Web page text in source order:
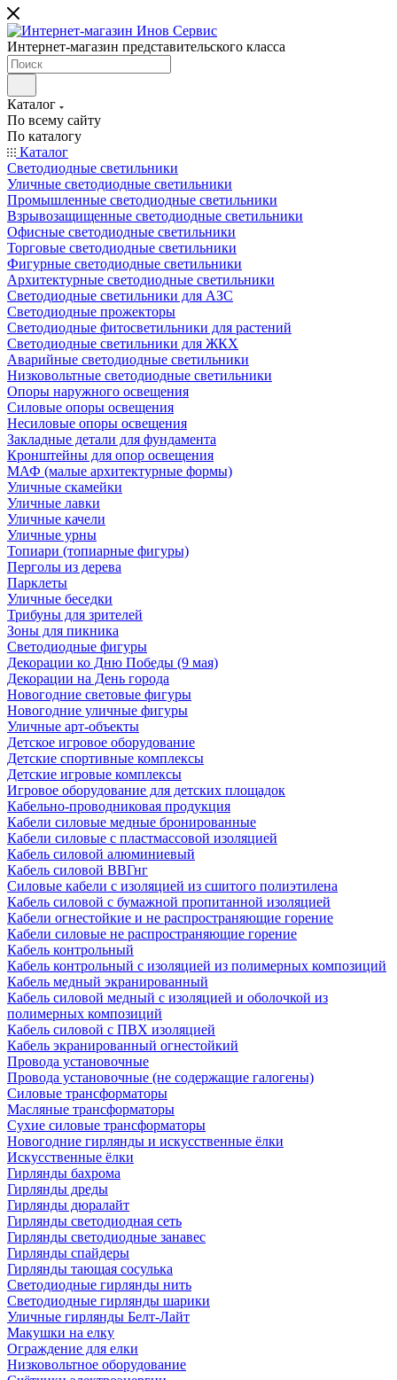
Интернет-магазин представительского класса
Каталог
По всему сайту
По каталогу
Каталог
Светодиодные светильники
Уличные светодиодные светильники
Промышленные светодиодные светильники
Взрывозащищенные светодиодные светильники
Офисные светодиодные светильники
Торговые светодиодные светильники
Фигурные светодиодные светильники
Архитектурные светодиодные светильники
Светодиодные светильники для АЗС
Светодиодные прожекторы
Светодиодные фитосветильники для растений
Светодиодные светильники для ЖКХ
Аварийные светодиодные светильники
Низковольтные светодиодные светильники
Опоры наружного освещения
Силовые опоры освещения
Несиловые опоры освещения
Закладные детали для фундамента
Кронштейны для опор освещения
МАФ (малые архитектурные формы)
Уличные скамейки
Уличные лавки
Уличные качели
Уличные урны
Топиари (топиарные фигуры)
Перголы из дерева
Парклеты
Уличные беседки
Трибуны для зрителей
Зоны для пикника
Светодиодные фигуры
Декорации ко Дню Победы (9 мая)
Декорации на День города
Новогодние световые фигуры
Новогодние уличные фигуры
Уличные арт-объекты
Детское игровое оборудование
Детские спортивные комплексы
Детские игровые комплексы
Игровое оборудование для детских площадок
Кабельно-проводниковая продукция
Кабели силовые медные бронированные
Кабели силовые с пластмассовой изоляцией
Кабель силовой алюминиевый
Кабель силовой ВВГнг
Силовые кабели с изоляцией из сшитого полиэтилена
Кабель силовой с бумажной пропитанной изоляцией
Кабели огнестойкие и не распространяющие горение
Кабели силовые не распространяющие горение
Кабель контрольный
Кабель контрольный с изоляцией из полимерных композиций
Кабель медный экранированный
Кабель силовой медный с изоляцией и оболочкой из
полимерных композиций
Кабель силовой с ПВХ изоляцией
Кабель экранированный огнестойкий
Провода установочные
Провода установочные (не содержащие галогены)
Силовые трансформаторы
Масляные трансформаторы
Сухие силовые трансформаторы
Новогодние гирлянды и искусственные ёлки
Искусственные ёлки
Гирлянды бахрома
Гирлянды дреды
Гирлянды дюралайт
Гирлянды светодиодная сеть
Гирлянды светодиодные занавес
Гирлянды спайдеры
Гирлянды тающая сосулька
Светодиодные гирлянды нить
Светодиодные гирлянды шарики
Уличные гирлянды Белт-Лайт
Макушки на елку
Ограждение для елки
Низковольтное оборудование